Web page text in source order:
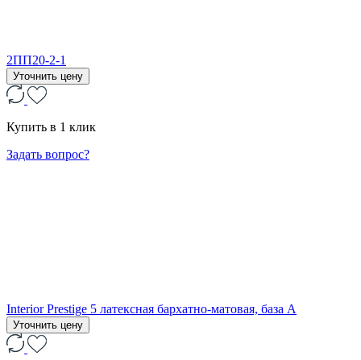
2ПП20-2-1
Уточнить цену
Купить в 1 клик
Задать вопрос?
Interior Prestige 5 латексная бархатно-матовая, база А
Уточнить цену